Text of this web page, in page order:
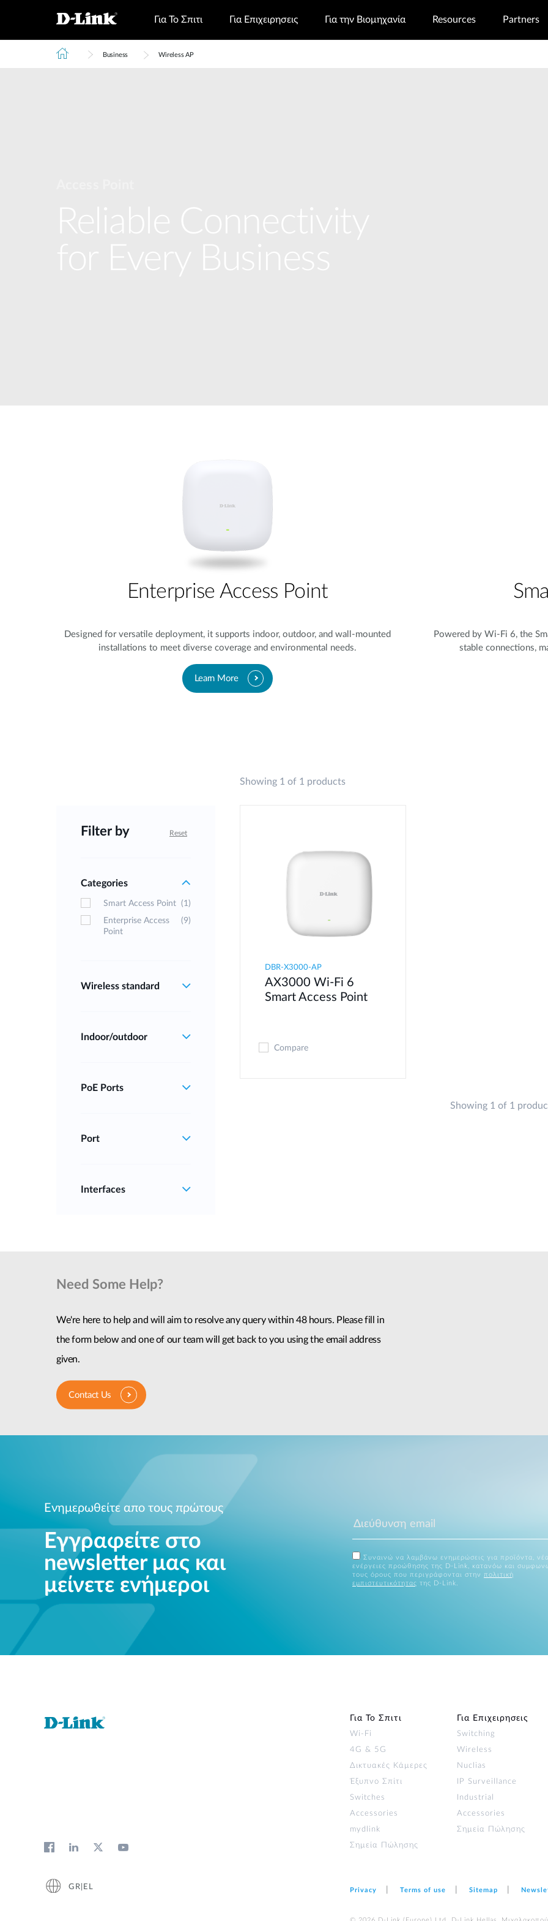
Για Το Σπιτι Για Επιχειρησεις Για την Βιομηχανία Resources Partners
Business Wireless AP
Enterprise Access Point
Designed for versatile deployment, it supports indoor, outdoor, and wall-mounted
installations to meet diverse coverage and environmental needs.
Learn More
Powered by Wi-Fi 6, the
stable connections,
Filter by Reset
Categories
Smart Access Point (1)
Enterprise Access
Point
(9)
Wireless standard
Indoor/outdoor
PoE Ports
Port
Interfaces
Showing 1 of 1 products
DBR-X3000-AP
AX3000 Wi-Fi 6
Smart Access Point
Compare
Showing 1 of 1
Need Some Help?
We're here to help and will aim to resolve any query within 48 hours. Please fill in
the form below and one of our team will get back to you using the email address
given.
Contact Us
Ενημερωθείτε απο τους πρώτους
Εγγραφείτε στο
newsletter μας και
μείνετε ενήμεροι
Συναινώ να λαμβάνω ενημερώσεις για προϊόντα,
ενέργειες προώθησης της D-Link, κατανόω και
τους όρους που περιγράφονται στην πολιτική
εμπιστευτικότητας της D-Link.
Για Το Σπιτι
Wi‑Fi
4G & 5G
Δικτυακές Κάμερες
Έξυπνο Σπίτι
Switches
Accessories
mydlink
Σημεία Πώλησης
Για Επιχειρησεις
Switching
Wireless
Nuclias
IP Surveillance
Industrial
Accessories
Σημεία Πώλησης
GR|EL Privacy Terms of use Sitemap